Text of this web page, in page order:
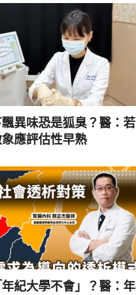
異味恐是狐臭？醫：若
應評估性早熟
紀大學不會」？醫：年